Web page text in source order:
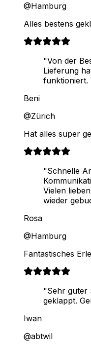
@Hamburg
Alles bestens
"Von der
Lieferung
funktioniert.
Beni
@Zürich
Hat alles super
"Schnelle
Vielen
wieder
Rosa
@Hamburg
Fantastisches
"Sehr guter
geklappt.
Iwan
@abtwil